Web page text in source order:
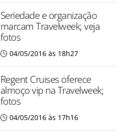
Seriedade e organização
marcam Travelweek; veja
fotos
04/05/2016 às 18h27
Regent Cruises oferece
almoço vip na Travelweek;
fotos
04/05/2016 às 17h16